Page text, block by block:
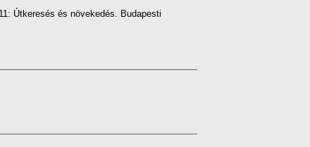
Útkeresés és növekedés. Budapesti